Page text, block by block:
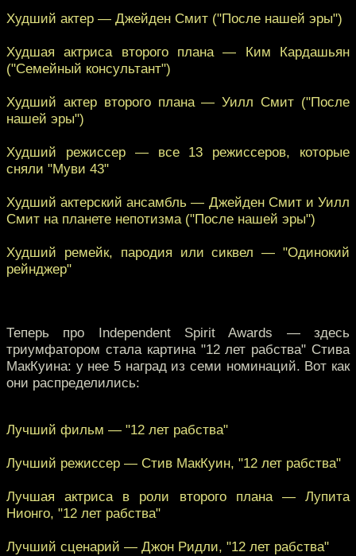
Худший актер — Джейден Смит ("После нашей эры")
Худшая актриса второго плана — Ким Кардашьян
("Семейный консультант")
Худший актер второго плана — Уилл Смит ("После
нашей эры")
Худший режиссер — все 13 режиссеров, которые
сняли "Муви 43"
Худший актерский ансамбль — Джейден Смит и Уилл
Смит на планете непотизма ("После нашей эры")
Худший ремейк, пародия или сиквел — "Одинокий
рейнджер"
Теперь про Independent Spirit Awards — здесь
триумфатором стала картина "12 лет рабства" Стива
МакКуина: у нее 5 наград из семи номинаций. Вот как
они распределились:
Лучший фильм — "12 лет рабства"
Лучший режиссер — Стив МакКуин, "12 лет рабства"
Лучшая актриса в роли второго плана — Лупита
Нионго, "12 лет рабства"
Лучший сценарий — Джон Ридли, "12 лет рабства"